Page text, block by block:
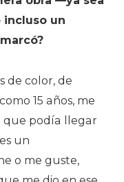
incluso un
de color, de
15 años, me
que podía llegar
un
o me guste,